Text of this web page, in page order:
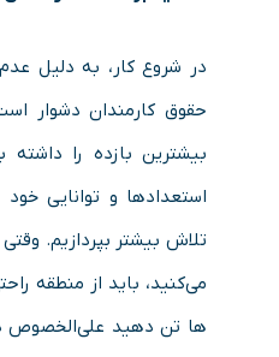
در شروع کار، به دلیل
حقوق کارمندان دشوار
بیشترین بازده را داشته
استعدادها و توانایی
تلاش بیشتر بپردازیم.
می‌کنید، باید از منطقه
ها تن دهید علی‌الخصوص